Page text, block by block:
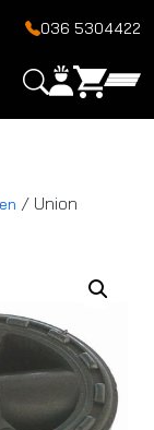
036 5304422
/ Union